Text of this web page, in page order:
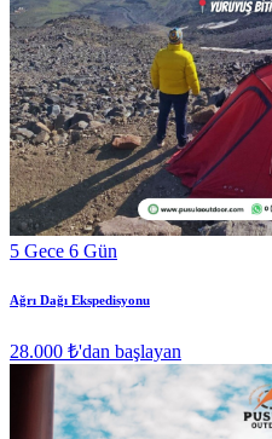
5 Gece 6 Gün
Ağrı Dağı Ekspedisyonu
28.000 ₺'dan başlayan